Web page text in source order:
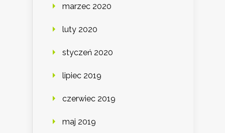
marzec 2020
luty 2020
styczeń 2020
lipiec 2019
czerwiec 2019
maj 2019